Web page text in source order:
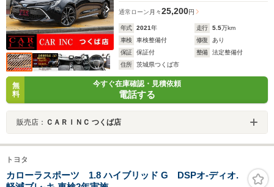
通常ローン 月々25,200円
年式 2021年 走行 5.5万km
車検
車検整備付 修復
あり
保証
保証付 整備
法定整備付
住所
茨城県つくば市
無
料
今すぐ在庫確認・見積依頼
電話する
販売店： ＣＡＲＩＮＣ つくば店
トヨタ
カローラスポーツ 1.8 ハイブリッド G DSPオ-ディオ.